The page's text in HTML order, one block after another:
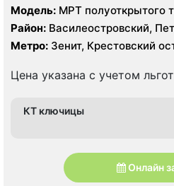
Модель: МРТ полуоткрытого
Тесла, КТ Siemens Siemens
Район: Василеостровский,
Приморский
Метро: Зенит, Крестовский
Цена указана с учетом
КТ ключицы
Онлайн